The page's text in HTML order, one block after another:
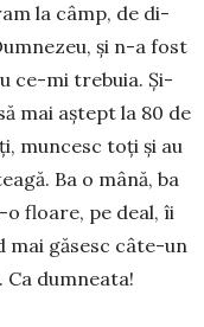
la câmp, de di­
și n-a fost
ce-mi tre­buia. Și-
mai aștept la 80 de
mun­cesc toți și au
Ba o mână, ba
o floare, pe deal, îi
mai găsesc câte-un
Ca dum­­neata!